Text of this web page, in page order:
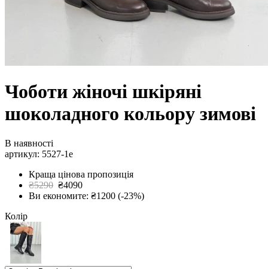
Чоботи жіночі шкіряні
шоколадного кольору зимові
В наявності
артикул: 5527-1е
Краща цінова пропозиція
₴5290 ₴4090
Ви економите: ₴1200 (-23%)
Колір